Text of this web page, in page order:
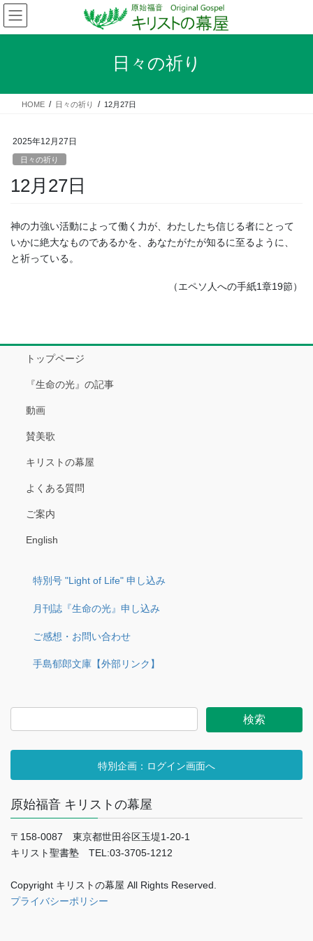
コ
ン
テ
ス
ナ
ビ
ゲ
ン
日々の祈り
HOME 日々の祈り 12月27日
2025年12月27日
日々の祈り
12月27日
神の力強い活動によって働く力が、わたしたち信じる者にとって
いかに絶大なものであるかを、あなたがたが知るに至るように、
と祈っている。
（エペソ人への手紙1章19節）
トップページ
『生命の光』の記事
動画
賛美歌
キリストの幕屋
よくある質問
ご案内
English
特別号 "Light of Life" 申し込み
月刊誌『生命の光』申し込み
ご感想・お問い合わせ
手島郁郎文庫【外部リンク】
特別企画：ログイン画面へ
原始福音 キリストの幕屋
〒158-0087 東京都世田谷区玉堤1-20-1
キリスト聖書塾 TEL:03-3705-1212
Copyright キリストの幕屋 All Rights Reserved.
プライバシーポリシー